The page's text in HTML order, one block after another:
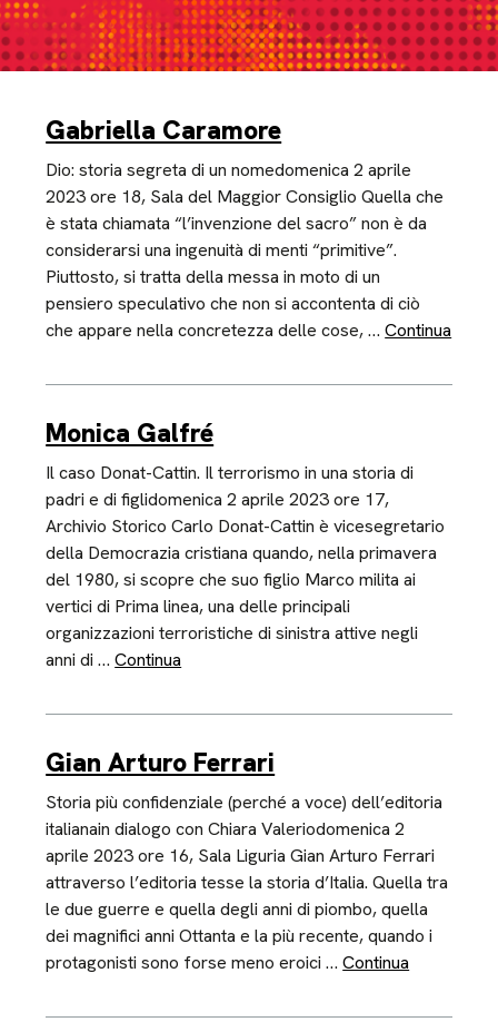
Gabriella Caramore
Dio: storia segreta di un nomedomenica 2 aprile
2023 ore 18, Sala del Maggior Consiglio Quella che
è stata chiamata “l’invenzione del sacro” non è da
considerarsi una ingenuità di menti “primitive”.
Piuttosto, si tratta della messa in moto di un
pensiero speculativo che non si accontenta di ciò
che appare nella concretezza delle cose, …Continua
Monica Galfré
Il caso Donat-Cattin. Il terrorismo in una storia di
padri e di figlidomenica 2 aprile 2023 ore 17,
Archivio Storico Carlo Donat-Cattin è vicesegretario
della Democrazia cristiana quando, nella primavera
del 1980, si scopre che suo figlio Marco milita ai
vertici di Prima linea, una delle principali
organizzazioni terroristiche di sinistra attive negli
anni di …Continua
Gian Arturo Ferrari
Storia più confidenziale (perché a voce) dell’editoria
italianain dialogo con Chiara Valeriodomenica 2
aprile 2023 ore 16, Sala Liguria Gian Arturo Ferrari
attraverso l’editoria tesse la storia d’Italia. Quella tra
le due guerre e quella degli anni di piombo, quella
dei magnifici anni Ottanta e la più recente, quando i
protagonisti sono forse meno eroici …Continua